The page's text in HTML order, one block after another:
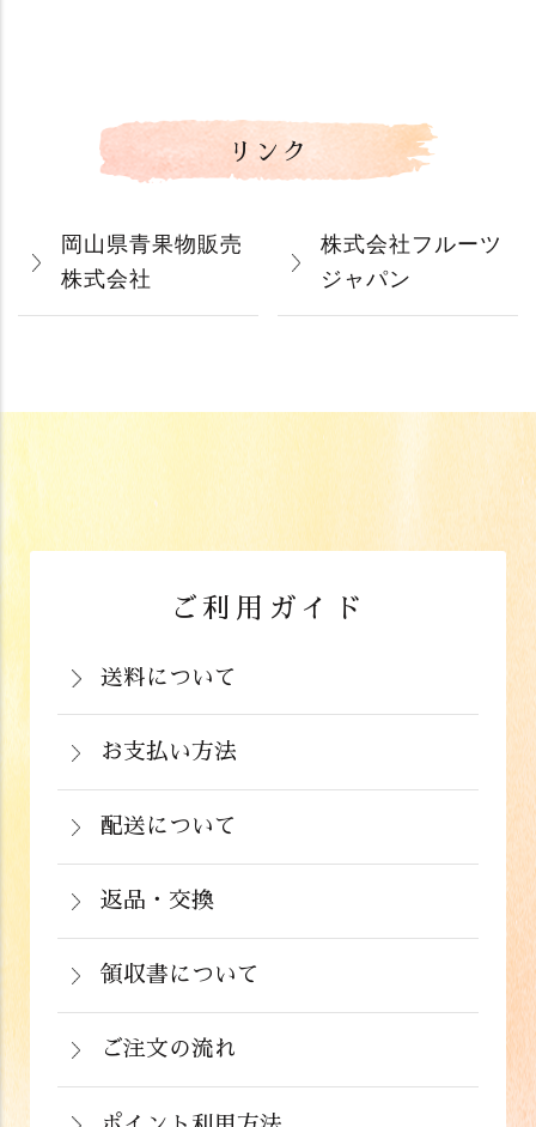
リンク
岡山県青果物販売
株式会社
株式会社フルーツ
ジャパン
ご利用ガイド
送料について
岡山県：704円(税込)
関西・中国（岡山県除く）・四国・九
州：770円(税込)
関東・信越・北陸・中部：990円(税込)
東北：1,210円(税込)
北海道：1,430円(税込)
沖縄：2,024円(税込)
※クール便の場合は送料＋クール代金
220円（税込）
お支払い方法
お支払いは、カード決済、代金引換（手
数料弊社負担）・銀行振込（前払い）・
郵便振込（前払い）・PayPay（オンラ
イン決済）・ドコモケータイ払い・auか
んたん決済・au PAY・ソフトバンクまと
めて支払い(B)がご利用頂けます。
配送について
通常在庫がある商品につきましては、ご
注文から２～５営業日で発送いたしま
す。
返品・交換
商品が食品のため、お客様のお手元に到
着後の返品は基本的にお受け出来ませ
ん。但し、発送中の破損や不良品、ある
いはご注文と違う商品が届いた場合は、
お手数ですが商品到着後３日以内に当店
領収書について
領収書をご希望のお客様は、ご注文画面
の備考欄にてお知らせ下さい。なお、お
支払い方法にて領収書の形態が異なりま
ご注文の流れ